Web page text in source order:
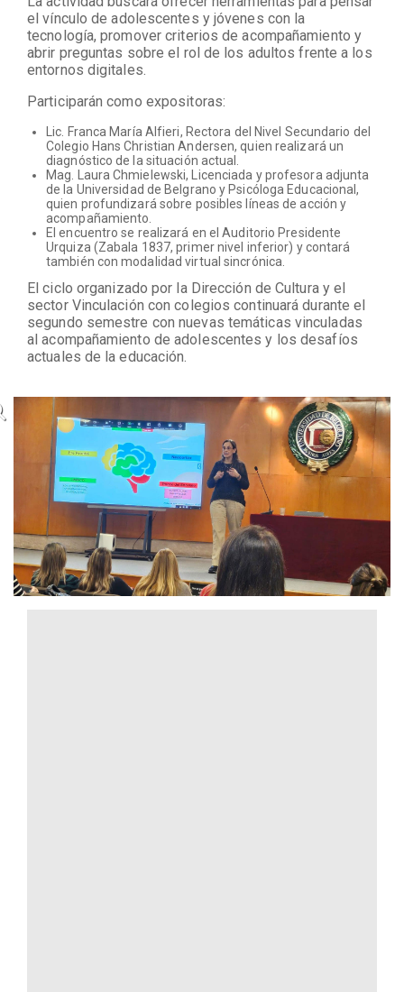
el vínculo de adolescentes y jóvenes con la
tecnología, promover criterios de acompañamiento y
abrir preguntas sobre el rol de los adultos frente a los
entornos digitales.
Participarán como expositoras:
Lic. Franca María Alfieri, Rectora del Nivel Secundario del
Colegio Hans Christian Andersen, quien realizará un
diagnóstico de la situación actual.
Mag. Laura Chmielewski, Licenciada y profesora adjunta
de la Universidad de Belgrano y Psicóloga Educacional,
quien profundizará sobre posibles líneas de acción y
acompañamiento.
El encuentro se realizará en el Auditorio Presidente
Urquiza (Zabala 1837, primer nivel inferior) y contará
también con modalidad virtual sincrónica.
El ciclo organizado por la Dirección de Cultura y el
sector Vinculación con colegios continuará durante el
segundo semestre con nuevas temáticas vinculadas
al acompañamiento de adolescentes y los desafíos
actuales de la educación.